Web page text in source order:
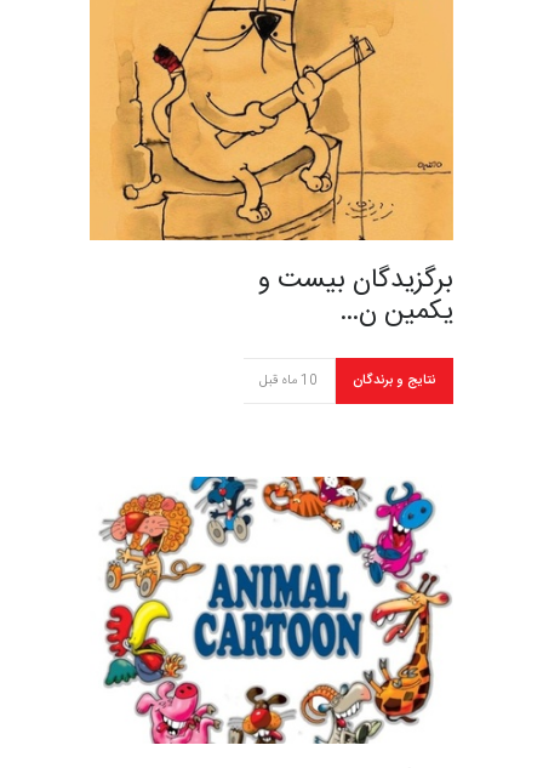
برگزیدگان بیست و
یکمین ن…
نتایج و برندگان 10 ماه قبل